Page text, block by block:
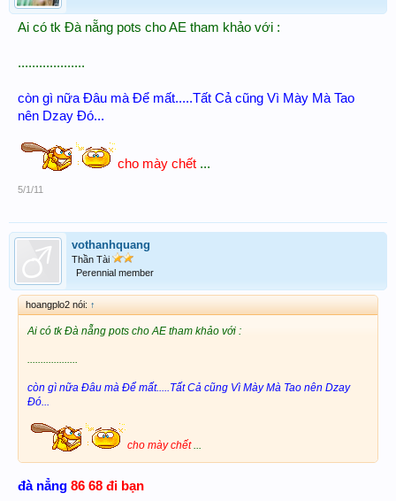
Ai có tk Đà nẵng pots cho AE tham khảo với :
...................
còn gì nữa Đâu mà Để mất.....Tất Cả cũng Vì Mày Mà Tao
nên Dzay Đó...
cho mày chết ...
5/1/11
vothanhquang
Thần Tài
Perennial member
hoangplo2 nói: ↑
Ai có tk Đà nẵng pots cho AE tham khảo với :
...................
còn gì nữa Đâu mà Để mất.....Tất Cả cũng Vì Mày Mà Tao nên Dzay
Đó...
cho mày chết...
đà nẳng 86 68 đi bạn